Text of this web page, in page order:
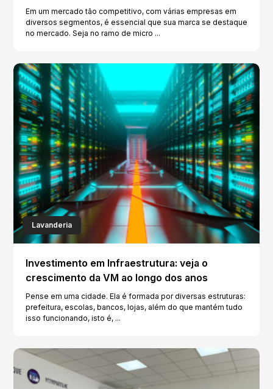
Em um mercado tão competitivo, com várias empresas em
diversos segmentos, é essencial que sua marca se destaque
no mercado. Seja no ramo de micro ...
Lavanderia
Investimento em Infraestrutura: veja o
crescimento da VM ao longo dos anos
Pense em uma cidade. Ela é formada por diversas estruturas:
prefeitura, escolas, bancos, lojas, além do que mantém tudo
isso funcionando, isto é, ...